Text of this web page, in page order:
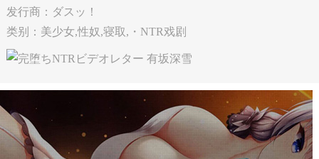
发行商：ダスッ！
类别：美少女,性奴,寝取,・NTR戏剧